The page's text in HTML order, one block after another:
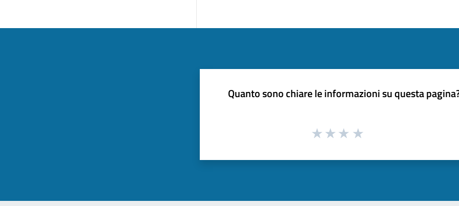
Quanto sono chiare le informazioni su questa